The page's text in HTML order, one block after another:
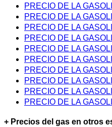
PRECIO DE LA
PRECIO DE LA
PRECIO DE LA
PRECIO DE LA
PRECIO DE LA
PRECIO DE LA
PRECIO DE LA
PRECIO DE LA
PRECIO DE LA
PRECIO DE LA
+ Precios del gas en otros